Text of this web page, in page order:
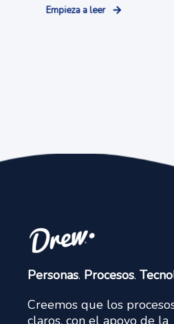
Empieza a leer
Personas. Procesos.
Creemos que los
claros, con el apoyo de la